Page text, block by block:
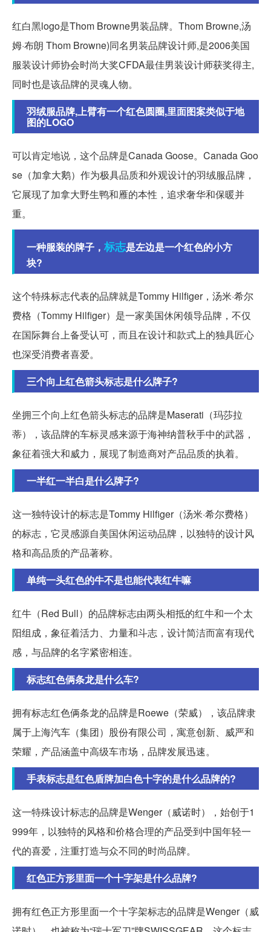
红白黑logo是Thom Browne男装品牌。Thom Browne,汤
姆·布朗 Thom Browne)同名男装品牌设计师,是2006美国
服装设计师协会时尚大奖CFDA最佳男装设计师获奖得主,
同时也是该品牌的灵魂人物。
羽绒服品牌,上臂有一个红色圆圈,里面图案类似于地
图的LOGO
可以肯定地说，这个品牌是Canada Goose。Canada Goo
se（加拿大鹅）作为极具品质和外观设计的羽绒服品牌，
它展现了加拿大野生鸭和雁的本性，追求奢华和保暖并
重。
一种服装的牌子， 标志是左边是一个红色的小方
块?
这个特殊标志代表的品牌就是Tommy Hilfiger，汤米·希尔
费格（Tommy Hilfiger）是一家美国休闲领导品牌，不仅
在国际舞台上备受认可，而且在设计和款式上的独具匠心
也深受消费者喜爱。
三个向上红色箭头标志是什么牌子?
坐拥三个向上红色箭头标志的品牌是Maserati（玛莎拉
蒂），该品牌的车标灵感来源于海神纳普秋手中的武器，
象征着强大和威力，展现了制造商对产品品质的执着。
一半红一半白是什么牌子?
这一独特设计的标志是Tommy Hilfiger（汤米·希尔费格）
的标志，它灵感源自美国休闲运动品牌，以独特的设计风
格和高品质的产品著称。
单纯一头红色的牛不是也能代表红牛嘛
红牛（Red Bull）的品牌标志由两头相抵的红牛和一个太
阳组成，象征着活力、力量和斗志，设计简洁而富有现代
感，与品牌的名字紧密相连。
标志红色俩条龙是什么车?
拥有标志红色俩条龙的品牌是Roewe（荣威），该品牌隶
属于上海汽车（集团）股份有限公司，寓意创新、威严和
荣耀，产品涵盖中高级车市场，品牌发展迅速。
手表标志是红色盾牌加白色十字的是什么品牌的?
这一特殊设计标志的品牌是Wenger（威诺时），始创于1
999年，以独特的风格和价格合理的产品受到中国年轻一
代的喜爱，注重打造与众不同的时尚品牌。
红色正方形里面一个十字架是什么品牌?
拥有红色正方形里面一个十字架标志的品牌是Wenger（威